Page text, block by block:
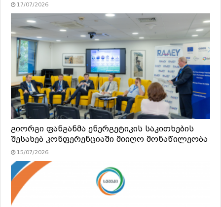
17/07/2026
გიორგი ფანგანმა ენერგეტიკის საკითხების
შესახებ კონფერენციაში მიიღო მონაწილეობა
15/07/2026